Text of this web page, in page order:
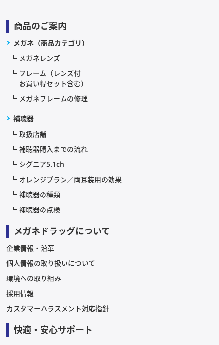
商品のご案内
メガネ（商品カテゴリ）
メガネレンズ
フレーム（レンズ付
お買い得セット含む）
メガネフレームの修理
補聴器
取扱店舗
補聴器購入までの流れ
シグニア5.1ch
オレンジプラン／両耳装用の効果
補聴器の種類
補聴器の点検
メガネドラッグについて
企業情報・沿革
個人情報の取り扱いについて
環境への取り組み
採用情報
カスタマーハラスメント対応指針
快適・安心サポート